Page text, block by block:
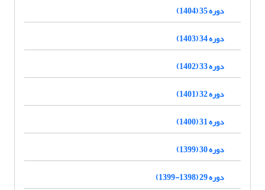
دوره 35 (1404)
دوره 34 (1403)
دوره 33 (1402)
دوره 32 (1401)
دوره 31 (1400)
دوره 30 (1399)
دوره 29 (1398-1399)